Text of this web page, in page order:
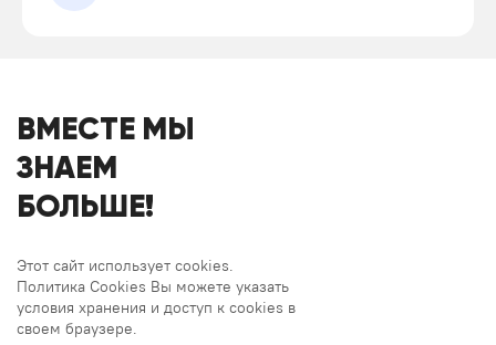
ВМЕСТЕ МЫ
ЗНАЕМ
БОЛЬШЕ!
Этот сайт использует cookies.
Политика Cookies Вы можете указать
условия хранения и доступ к cookies в
своем браузере.